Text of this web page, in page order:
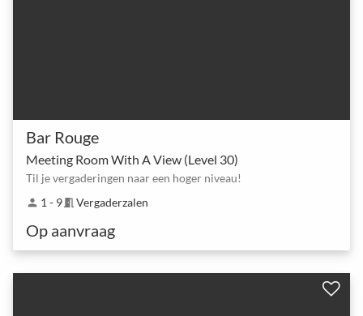
Bar Rouge
Meeting Room With A View (Level 30)
Til je vergaderingen naar een hoger niveau!
person 1 - 9meeting_room Vergaderzalen
Op aanvraag